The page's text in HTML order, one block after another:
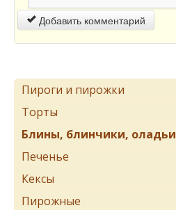
Добавить комментарий
Пироги и пирожки
Торты
Блины, блинчики, оладьи
Печенье
Кексы
Пирожные